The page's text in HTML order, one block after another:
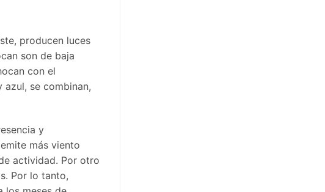
producen luces
son de baja
con el
se combinan,
y
más viento
actividad. Por otro
Por lo tanto,